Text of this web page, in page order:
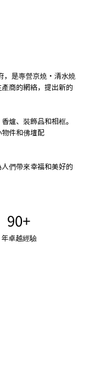
，是專營京燒・清水燒
商的網絡，提出新的
爐、裝飾品和相框。
件和佛壇配
們帶來幸福和美好的
90+
年卓越經驗